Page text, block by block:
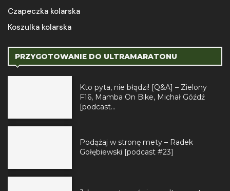
Czapeczka kolarska
Koszulka kolarska
PRZYGOTOWANIE DO ULTRAMARATONU
Kto pyta, nie błądzi! [Q&A] – Zielony
F16, Mamba On Bike, Michał Góźdź
[podcast...
Podążaj w stronę mety – Radek
Gołębiewski [podcast #23]